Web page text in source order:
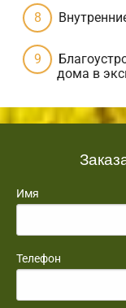
дома в
Имя
Телефон